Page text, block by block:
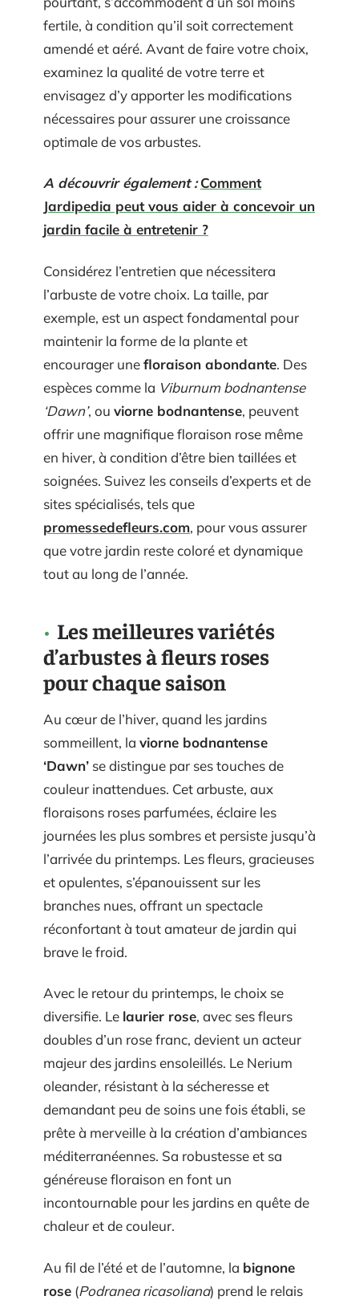
fertile, à condition qu’il soit correctement
amendé et aéré. Avant de faire votre choix,
examinez la qualité de votre terre et
envisagez d’y apporter les modifications
nécessaires pour assurer une croissance
optimale de vos arbustes.
A découvrir également : Comment
Jardipedia peut vous aider à concevoir un
jardin facile à entretenir ?
Considérez l’entretien que nécessitera
l’arbuste de votre choix. La taille, par
exemple, est un aspect fondamental pour
maintenir la forme de la plante et
encourager unefloraison abondante. Des
espèces comme la Viburnum bodnantense
‘Dawn’, ou viorne bodnantense, peuvent
offrir une magnifique floraison rose même
en hiver, à condition d’être bien taillées et
soignées. Suivez les conseils d’experts et de
sites spécialisés, tels que
promessedefleurs.com, pour vous assurer
que votre jardin reste coloré et dynamique
tout au long de l’année.
Les meilleures variétés
d’arbustes à fleurs roses
pour chaque saison
Au cœur de l’hiver, quand les jardins
sommeillent, la viorne bodnantense
‘Dawn’ se distingue par ses touches de
couleur inattendues. Cet arbuste, aux
floraisons roses parfumées, éclaire les
journées les plus sombres et persiste jusqu’à
l’arrivée du printemps. Les fleurs, gracieuses
et opulentes, s’épanouissent sur les
branches nues, offrant un spectacle
réconfortant à tout amateur de jardin qui
brave le froid.
Avec le retour du printemps, le choix se
diversifie. Le laurier rose, avec ses fleurs
doubles d’un rose franc, devient un acteur
majeur des jardins ensoleillés. Le Nerium
oleander, résistant à la sécheresse et
demandant peu de soins une fois établi, se
prête à merveille à la création d’ambiances
méditerranéennes. Sa robustesse et sa
généreuse floraison en font un
incontournable pour les jardins en quête de
chaleur et de couleur.
Au fil de l’été et de l’automne, la bignone
rose (Podranea ricasoliana) prend le relais